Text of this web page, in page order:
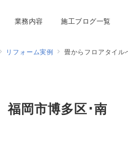
業務内容 施工ブログ一覧
リフォーム実例 畳からフロアタイル
福岡市博多区･南